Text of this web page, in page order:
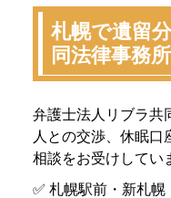
札幌で遺留
同法律事務
弁護士法人リブラ共
人との交渉、休眠
相談をお受けしてい
✅ 札幌駅前・新札